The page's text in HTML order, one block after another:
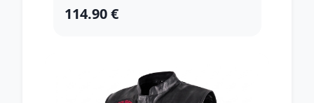
114.90 €